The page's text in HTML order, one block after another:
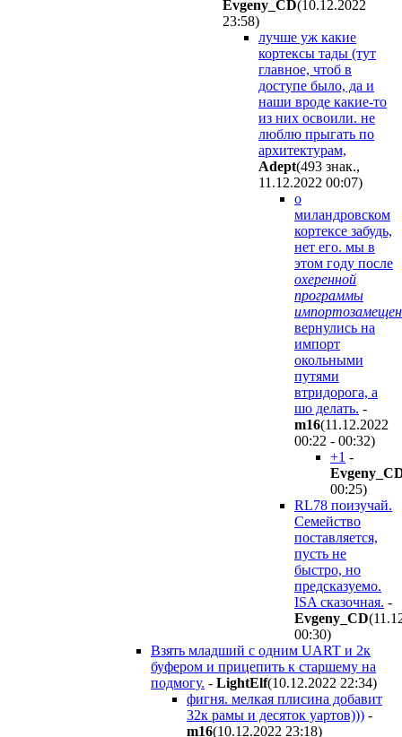
Evgeny_CD(10.12.2022
23:58)
лучше уж какие
кортексы тады (тут
главное, чтоб в
доступе было, да и
наши вроде какие-то
из них освоили. не
люблю прыгать по
архитектурам,
Adept(493 знак.,
11.12.2022 00:07)
о
миландровском
кортексе забудь,
нет его. мы в
этом году после
охеренной
программы
вернулись на
импорт
окольными
путями
втридорога, а
шо делать. -
m16(11.12.2022
00:22 - 00:32)
+1 -
00:25)
RL78 поизучай.
Семейство
поставляется,
пусть не
быстро, но
предсказуемо.
ISA сказочная. -
Evgeny_CD
00:30)
Взять младший с одним UART и 2к
буфером и прицепить к старшему на
подмогу. - LightElf(10.12.2022 22:34)
фигня. мелкая плисина добавит
32к рамы и десяток уартов))) -
m16(10.12.2022 23:18)